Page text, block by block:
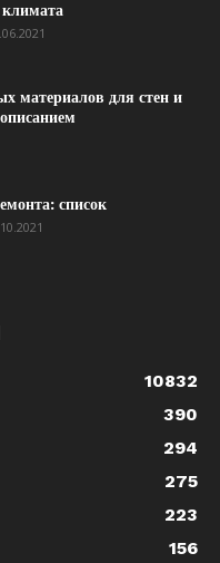
материалов для стен и
список
10832
390
294
275
223
156